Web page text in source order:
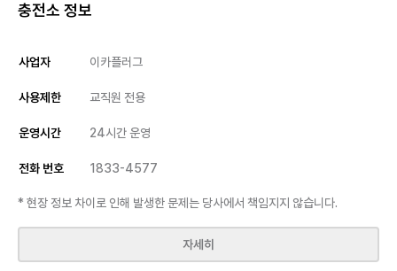
충전소 정보
사업자 이카플러그
사용제한 교직원 전용
운영시간 24시간 운영
전화 번호 1833-4577
* 현장 정보 차이로 인해 발생한 문제는 당사에서 책임지지 않습니다.
자세히